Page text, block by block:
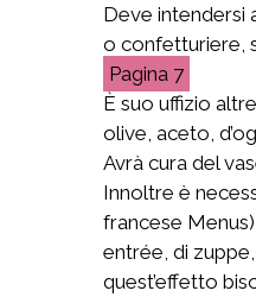
Deve intendersi
o confetturiere,
7
È suo uffizio
olive, aceto,
Avrà cura del
Innoltre è
francese
entrée, di
quest’effetto